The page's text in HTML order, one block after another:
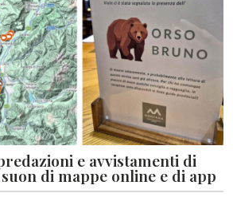
e avvistamenti di
di mappe online e di app